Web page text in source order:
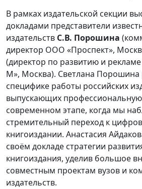
В рамках издательской секции
докладами представители
издательств С.В. Порошина
директор ООО «Проспект»,
(директор по развитию и
М», Москва). Светлана Порошина
специфике работы российских
выпускающих профессиональную
современном этапе, когда мы
стремительный переход к
книгоиздании. Анастасия
своём докладе стратегии
книгоиздания, уделив большое
совместным проектам вузов и
издательств.